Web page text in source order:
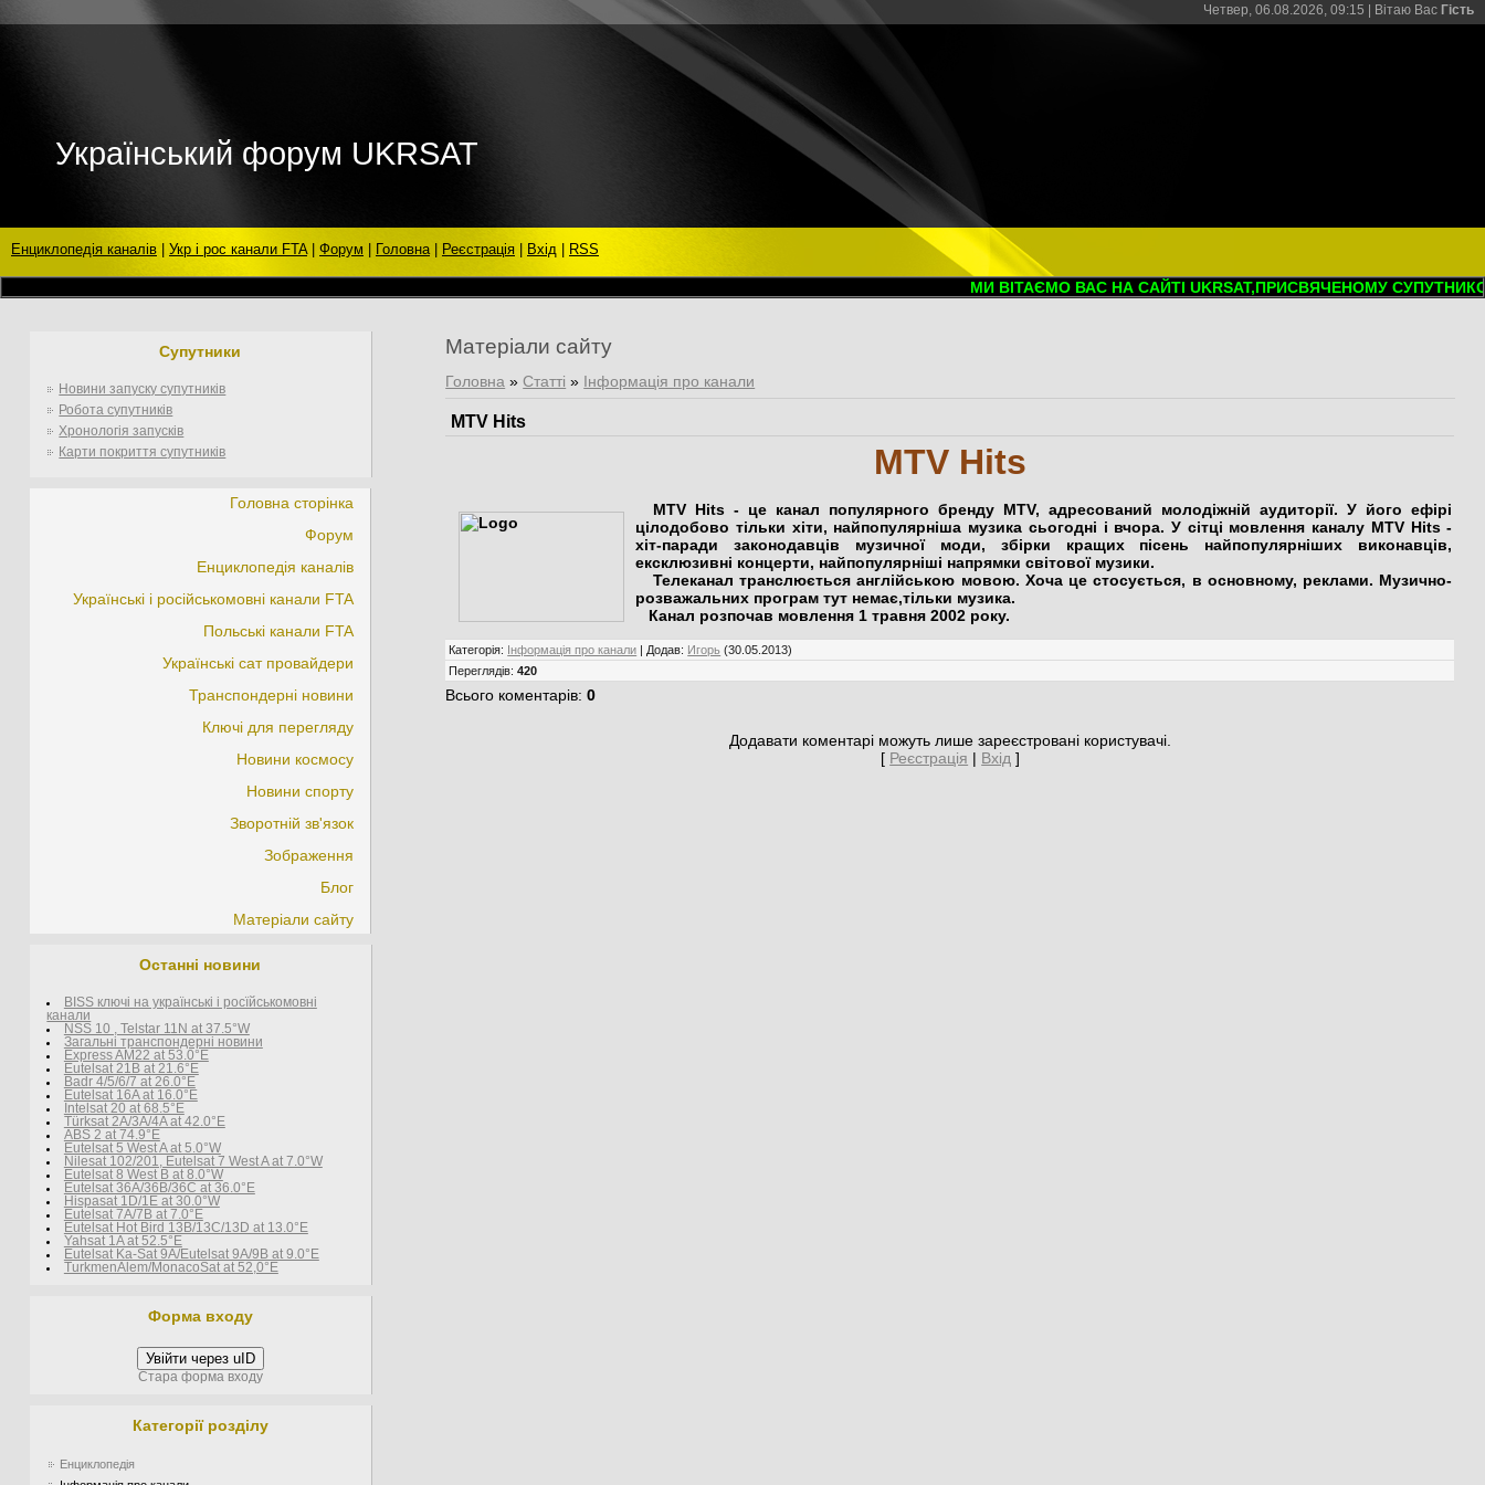
Четвер, 06.08.2026, 09:15 | Вітаю Вас Гість
Український форум UKRSAT
Енциклопедія каналів Укр і рос канали FTA| Форум Головна| Реєстрація Вхід RSS
МИ ВІТАЄМО ВАС НА САЙТІ UKRSAT,ПРИСВЯЧЕНОМУ
Супутники
Новини запуску супутників
Робота супутників
Хронологія запусків
Карти покриття супутників
Головна сторінка
Форум
Енциклопедія каналів
Українські і російськомовні канали FTA
Польські канали FTA
Українські сат провайдери
Транспондерні новини
Ключі для перегляду
Новини космосу
Новини спорту
Зворотній зв'язок
Зображення
Блог
Матеріали сайту
Останні новини
BISS ключі на українські і росїйськомовні
канали
NSS 10 , Telstar 11N at 37.5°W
Загальні транспондерні новини
Express AM22 at 53.0°E
Eutelsat 21B at 21.6°E
Badr 4/5/6/7 at 26.0°E
Eutelsat 16A at 16.0°E
Intelsat 20 at 68.5°E
Türksat 2A/3A/4A at 42.0°E
ABS 2 at 74.9°E
Eutelsat 5 West A at 5.0°W
Nilesat 102/201, Eutelsat 7 West A at 7.0°W
Eutelsat 8 West В at 8.0°W
Eutelsat 36A/36B/36C at 36.0°E
Hispasat 1D/1E at 30.0°W
Eutelsat 7A/7B at 7.0°E
Eutelsat Hot Bird 13B/13C/13D at 13.0°E
Yahsat 1A at 52.5°E
Eutelsat Ka-Sat 9A/Eutelsat 9A/9B at 9.0°E
TurkmenÄlem/MonacoSat at 52,0°E
Форма входу
Увійти через uID
Стара форма входу
Категорії розділу
Енциклопедія
Матеріали сайту
Головна »Статті » Інформація про канали
MTV Hits
MTV Hits
MTV Hits - це канал популярного бренду MTV, адресований молодіжній аудиторії. У його ефірі
цілодобово тільки хіти, найпопулярніша музика сьогодні і вчора. У сітці мовлення каналу MTV Hits -
хіт-паради законодавців музичної моди, збірки кращих пісень найпопулярніших виконавців,
ексклюзивні концерти, найпопулярніші напрямки світової музики.
Телеканал транслюється англійською мовою. Хоча це стосується, в основному, реклами. Музично-
розважальних програм тут немає,тільки музика.
Канал розпочав мовлення 1 травня 2002 року.
Категорія: Інформація про канали Додав: Игорь (30.05.2013)
Переглядів:420
Всього коментарів:0
Додавати коментарі можуть лише зареєстровані користувачі.
[ Реєстрація | Вхід ]